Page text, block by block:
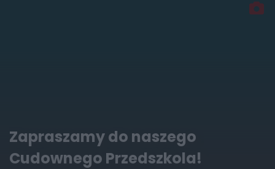
Zapraszamy do naszego
Cudownego Przedszkola!